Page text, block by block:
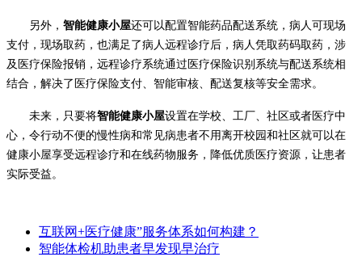
另外， 智能健康小屋还可以配置智能药品配送系统，病人可现场
支付，现场取药，也满足了病人远程诊疗后，病人凭取药码取药，涉
及医疗保险报销，远程诊疗系统通过医疗保险识别系统与配送系统相
结合，解决了医疗保险支付、智能审核、配送复核等安全需求。
未来，只要将智能健康小屋设置在学校、工厂、社区或者医疗中
心，令行动不便的慢性病和常见病患者不用离开校园和社区就可以在
健康小屋享受远程诊疗和在线药物服务，降低优质医疗资源，让患者
实际受益。
互联网+医疗健康”服务体系如何构建？
智能体检机助患者早发现早治疗